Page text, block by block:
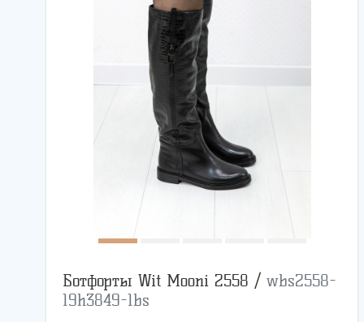
Ботфорты Wit Mooni 2558 / wbs2558-
19h3849-1bs